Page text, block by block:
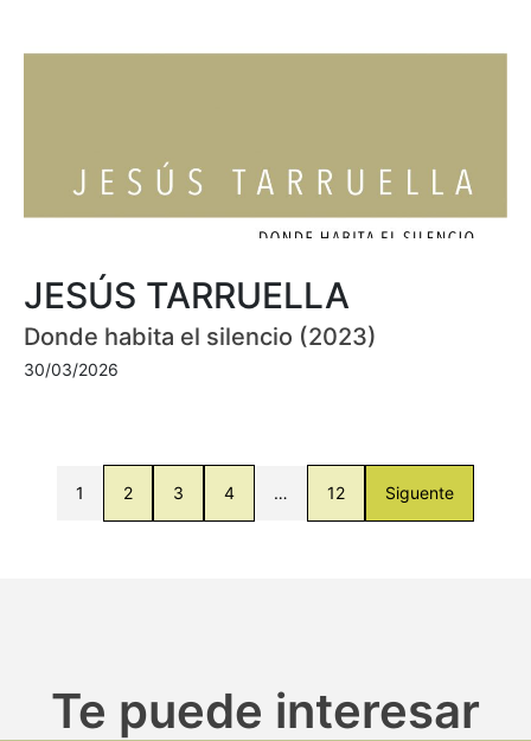
JESÚS TARRUELLA
Donde habita el silencio (2023)
30/03/2026
1 2 3 4 … 12 Siguente
Te puede interesar